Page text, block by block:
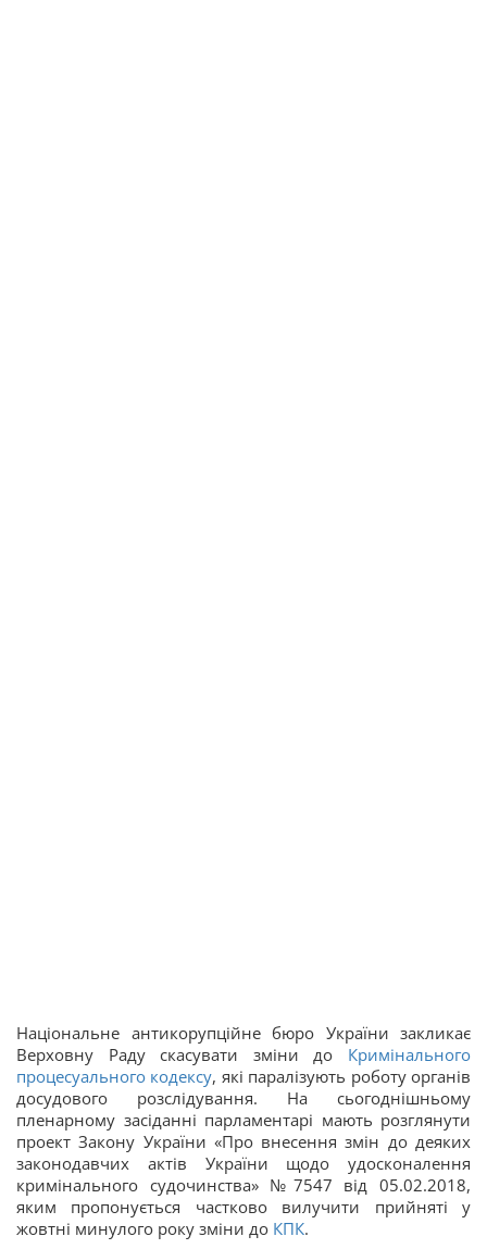
Національне антикорупційне бюро України закликає
Верховну Раду скасувати зміни до Кримінального
процесуального кодексу, які паралізують роботу органів
досудового розслідування. На сьогоднішньому
пленарному засіданні парламентарі мають розглянути
проект Закону України «Про внесення змін до деяких
законодавчих актів України щодо удосконалення
кримінального судочинства» №7547 від 05.02.2018,
яким пропонується частково вилучити прийняті у
жовтні минулого року зміни до КПК.